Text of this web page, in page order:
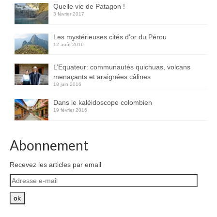
Quelle vie de Patagon !
3 février 2017
Les mystérieuses cités d’or du Pérou
12 août 2016
L’Equateur: communautés quichuas, volcans
menaçants et araignées câlines
18 juin 2016
Dans le kaléidoscope colombien
19 février 2016
Abonnement
Recevez les articles par email
Adresse
e-
mail
ok